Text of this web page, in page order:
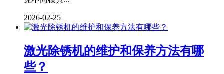
2026-02-25
激光除锈机的维护和保养方法有哪
些？